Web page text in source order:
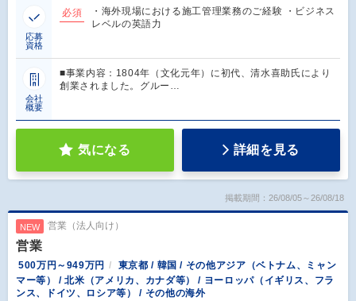
応募
資格
必須
・海外現場における施工管理業務のご経験 ・ビジネス
レベルの英語力
会社
概要
■事業内容：1804年（文化元年）に初代、清水喜助氏により
創業されました。グルー…
気になる 詳細を見る
掲載期間：26/08/05～26/08/18
NEW 営業（法人向け）
営業
500万円～949万円
東京都 / 韓国 / その他アジア（ベトナム、ミャン
マー等） / 北米（アメリカ、カナダ等） / ヨーロッパ（イギリス、フラ
ンス、ドイツ、ロシア等） / その他の海外